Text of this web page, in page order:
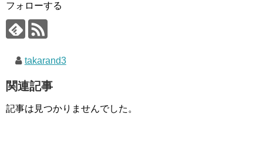
フォローする
takarand3
関連記事
記事は見つかりませんでした。